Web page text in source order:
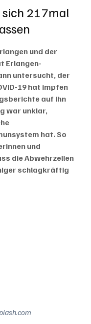
217mal
und der
Erlangen-
untersucht, der
19 hat impfen
auf ihn
war unklar,
hat. So
und
die Abwehrzellen
schlagkräftig